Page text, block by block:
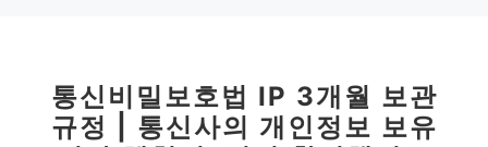
통신비밀보호법 IP 3개월 보관
규정 | 통신사의 개인정보 보유